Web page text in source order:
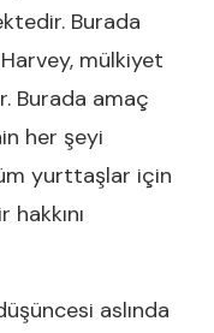
Burada
mülkiyet
Burada amaç
her şeyi
yurttaşlar için
aslında